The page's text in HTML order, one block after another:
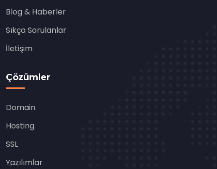
Blog & Haberler
Sıkça Sorulanlar
İletişim
Çözümler
Domain
Hosting
SSL
Yazılımlar